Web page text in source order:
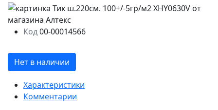
Код00-00014566
Нет в наличии
Характеристики
Комментарии